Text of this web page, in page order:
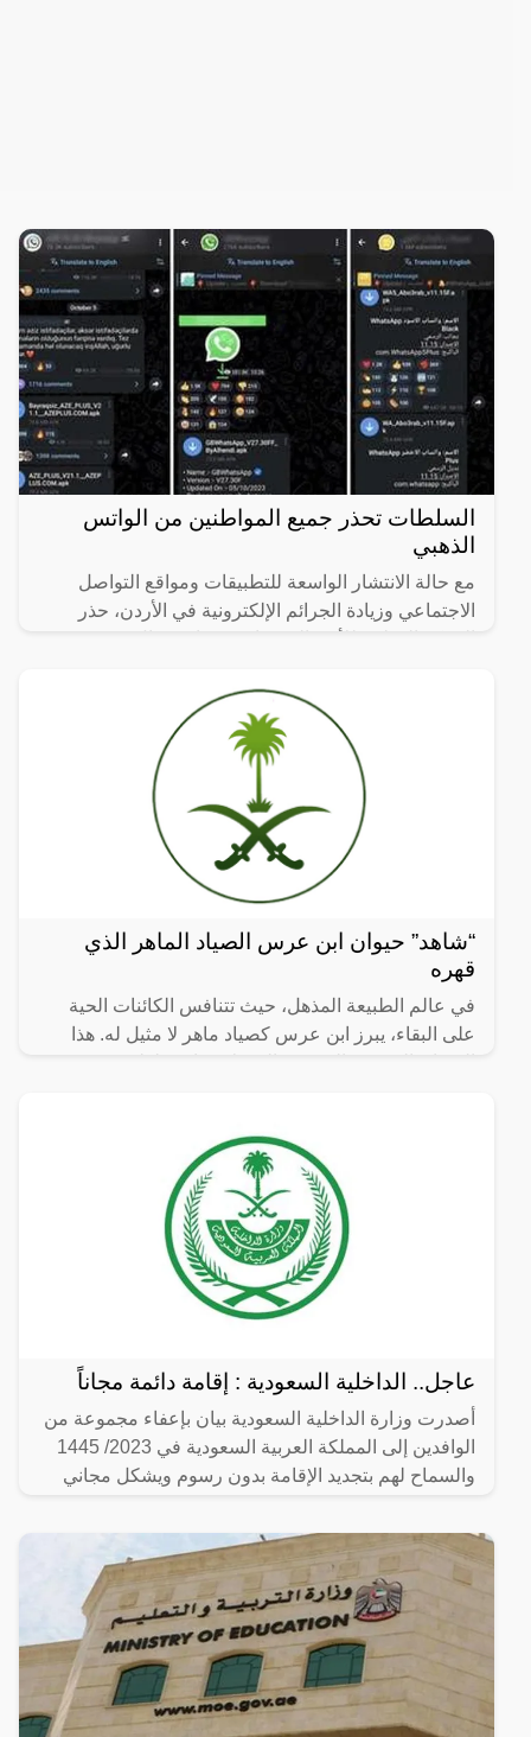
السلطات تحذر جميع المواطنين من الواتس
الذهبي
مع حالة الانتشار الواسعة للتطبيقات ومواقع التواصل
الاجتماعي وزيادة الجرائم الإلكترونية في الأردن، حذر
“شاهد” حيوان ابن عرس الصياد الماهر الذي
قهره
في عالم الطبيعة المذهل، حيث تتنافس الكائنات الحية
على البقاء، يبرز ابن عرس كصياد ماهر لا مثيل له. هذا
عاجل.. الداخلية السعودية : إقامة دائمة مجاناً
أصدرت وزارة الداخلية السعودية بيان بإعفاء مجموعة من
الوافدين إلى المملكة العربية السعودية في 2023/ 1445
والسماح لهم بتجديد الإقامة بدون رسوم ويشكل مجاني